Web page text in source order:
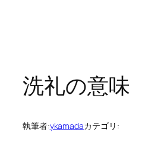
洗礼の意味
執筆者:ykamadaカテゴリ: